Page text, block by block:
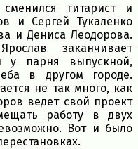
гитарист и
и Сергей Тукаленко
и Дениса Леодорова.
заканчивает
у парня выпускной,
в другом городе.
не так много, как
ведет свой проект
работу в двух
Вот и было